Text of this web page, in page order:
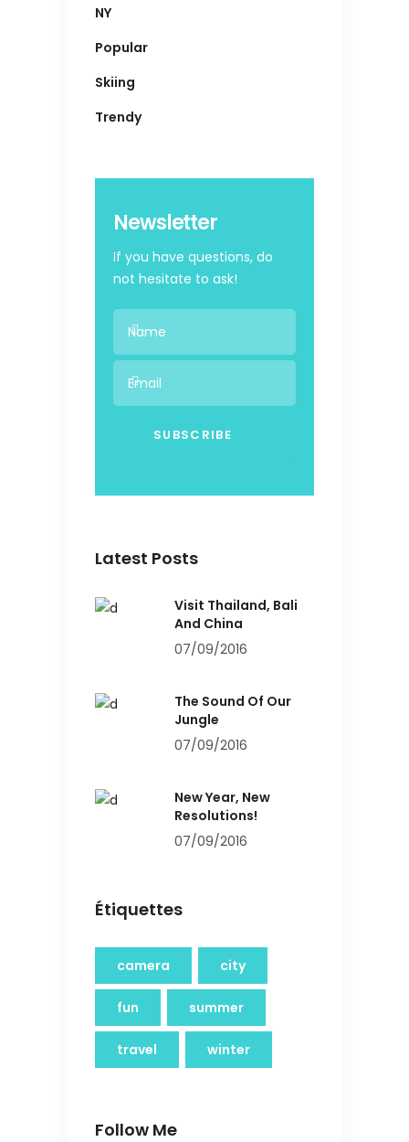
NY
Popular
Skiing
Trendy
Newsletter
If you have questions, do
not hesitate to ask!
Latest Posts
Visit Thailand, Bali
And China
07/09/2016
The Sound Of Our
Jungle
07/09/2016
New Year, New
Resolutions!
07/09/2016
Étiquettes
camera city
fun summer
travel winter
Follow Me